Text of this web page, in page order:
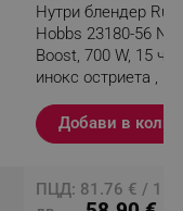
Нутри блендер
Hobbs 23180-56
Boost, 700 W, 15
инокс остриета ,
Добави в
ПЦД: 81.76 € /